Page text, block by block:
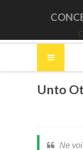
Unto
Ne